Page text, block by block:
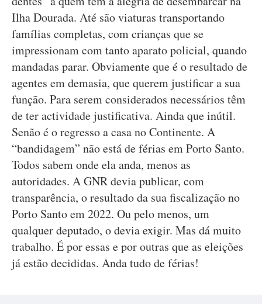
Ilha Dourada. Até são viaturas transportando
famílias completas, com crianças que se
impressionam com tanto aparato policial, quando
mandadas parar. Obviamente que é o resultado de
agentes em demasia, que querem justificar a sua
função. Para serem considerados necessários têm
de ter actividade justificativa. Ainda que inútil.
Senão é o regresso a casa no Continente. A
“bandidagem” não está de férias em Porto Santo.
Todos sabem onde ela anda, menos as
autoridades. A GNR devia publicar, com
transparência, o resultado da sua fiscalização no
Porto Santo em 2022. Ou pelo menos, um
qualquer deputado, o devia exigir. Mas dá muito
trabalho. É por essas e por outras que as eleições
já estão decididas. Anda tudo de férias!